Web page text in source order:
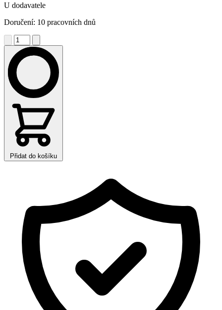
U dodavatele
Doručení: 10 pracovních dnů
Přidat do košíku